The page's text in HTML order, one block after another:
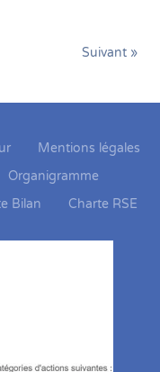
Suivant »
Mentions légales
Organigramme
Bilan Charte RSE